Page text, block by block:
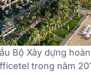
Bộ Xây dựng
trong năm